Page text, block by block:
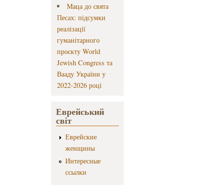
Маца до свята
Песах: підсумки
реалізації
гуманітарного
проєкту World
Jewish Congress та
Вааду України у
2022-2026 році
Еврейський
світ
Еврейские
женщины
Интересные
ссылки